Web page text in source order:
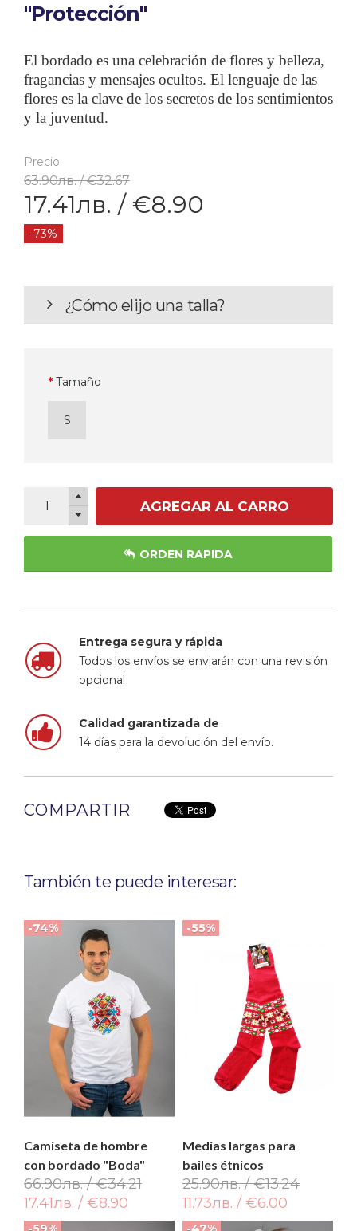
"Protección"
El bordado es una celebración de flores y belleza,
fragancias y mensajes ocultos. El lenguaje de las
flores es la clave de los secretos de los sentimientos
y la juventud.
Precio
63.90лв. / €32.67
17.41лв. / €8.90
-73%
¿Cómo elijo una talla?
Tamaño
S
AGREGAR AL CARRO
ORDEN RAPIDA
Entrega segura y rápida
Todos los envíos se enviarán con una revisión
opcional
Calidad garantizada de
14 días para la devolución del envío.
COMPARTIR
También te puede interesar:
Camiseta de hombre
con bordado "Boda"
66.90лв. / €34.21
17.41лв. / €8.90
-74%
Medias largas para
bailes étnicos
25.90лв. / €13.24
11.73лв. / €6.00
-55%